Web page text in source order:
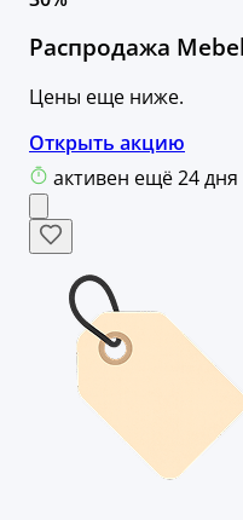
Распродажа
Цены еще ниже.
Открыть акцию
активен ещё 24 дня